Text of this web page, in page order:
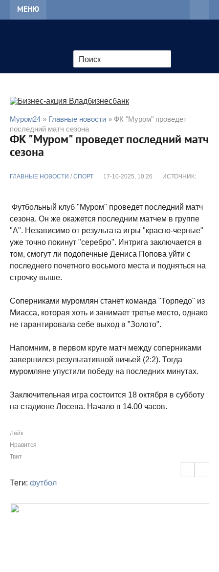
МЕНЮ
Муром24 » Главные новости » ФК "Муром" проведет
последний матч сезона
ФК "Муром" проведет последний матч
сезона
ГЛАВНЫЕ НОВОСТИ / CПОРТ 17-10-2025, 10:26 ИСТОЧНИК:
Футбольный клуб "Муром" проведет последний матч
сезона. Он же окажется последним матчем в группе
"А". Независимо от результата игры "красно-черные"
уже точно покинут "серебро". Интрига заключается в
том, смогут ли подопечные Дениса Попова уйти с
последнего почетного восьмого места и подняться на
строчку выше.
Соперниками муромлян станет команда "Торпедо" из
Миасса, которая хоть и занимает третье место, однако
не гарантировала себе выход в "Золото".
Напомним, в первом круге матч между соперниками
завершился результативной ничьей (2:2). Тогда
муромляне упустили победу на последних минутах.
Заключительная игра состоится 18 октября в субботу
на стадионе Лосева. Начало в 14.00 часов.
Лайк
Нравится
Твит
Теги: футбол